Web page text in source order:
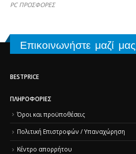
PC ΠΡΟΣΦΟΡΕΣ
Επικοινωνήστε μαζί μας
BESTPRICE
ΠΛΗΡΟΦΟΡΊΕΣ
Όροι και προϋποθέσεις
Πολιτική Επιστροφών / Υπαναχώρηση
Κέντρο απορρήτου